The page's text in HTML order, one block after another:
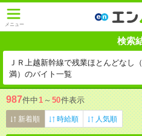
メニュー
検索
ＪＲ上越新幹線で残業ほとんどなし
満）のバイト一覧
987件中1 ～ 50件表示
新着順 時給順 人気順